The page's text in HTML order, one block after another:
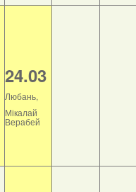
24.03
Любань,
Мікалай
Верабей